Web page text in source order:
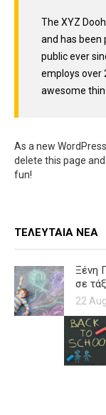
The XYZ
and has been
public ever
employs over
awesome
As a new
delete this page
fun!
ΤΕΛΕΥΤΑΊΑ ΝΈΑ
Ξένη
σε
22